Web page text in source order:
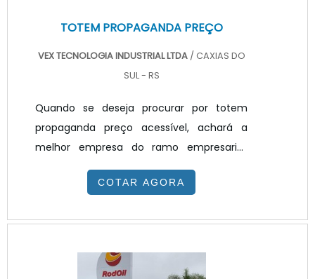
TOTEM PROPAGANDA PREÇO
VEX TECNOLOGIA INDUSTRIAL LTDA / CAXIAS DO
SUL - RS
Quando se deseja procurar por totem
propaganda preço acessível, achará a
melhor empresa do ramo empresarial.
Solicitando um orçamento na melhor
empresa do segmento e encontrando a
benefício.TOTEM PROPAGANDA PREÇO
totem propaganda preço justo e em uma
COTAR AGORA